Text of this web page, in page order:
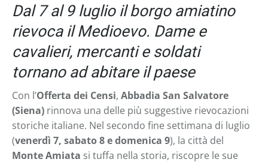
Dal 7 al 9 luglio il borgo amiatino
rievoca il Medioevo. Dame e
cavalieri, mercanti e soldati
tornano ad abitare il paese
Con l’Offerta dei Censi, Abbadia San Salvatore
(Siena) rinnova una delle più suggestive rievocazioni
storiche italiane. Nel secondo fine settimana di luglio
(venerdì 7, sabato 8 e domenica 9), la città del
Monte Amiata si tuffa nella storia, riscopre le sue